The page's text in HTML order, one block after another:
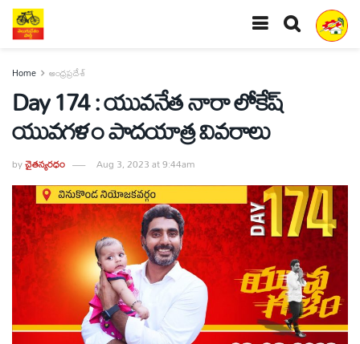
Home ఆంధ్రప్రదేశ్
Day 174 : యువనేత నారా లోకేష్
యువగళం పాదయాత్ర వివరాలు
byచైతన్యరధం Aug 3, 2023 at 9:44am